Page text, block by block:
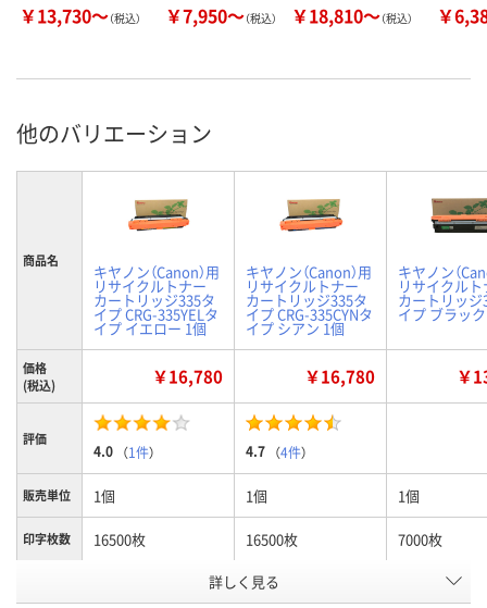
￥13,730～（税込） ￥7,950～（税込） ￥18,810～（税込） ￥
他のバリエーション
商品名
キヤノン（Canon）用
リサイクルトナー
カートリッジ335タ
イプ CRG-335YELタ
イプ イエロー 1個
キヤノン（Canon）用
リサイクルトナー
カートリッジ335タ
イプ CRG-335CYNタ
イプ シアン 1個
キヤノン（
リサイクル
カートリッジ
イプ ブラッ
価格
(税込)
￥16,780 ￥16,780 ￥
評価
4.0 （1件） 4.7 （4件）
販売単位 1個 1個 1個
印字枚数 16500枚 16500枚 7000枚
シアン ブラック
詳しく見る